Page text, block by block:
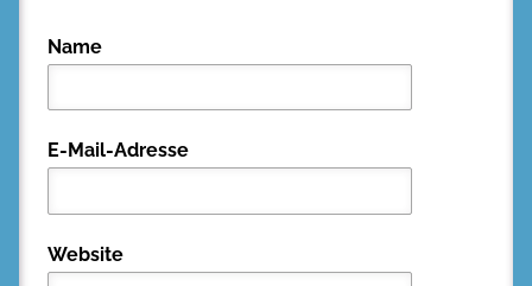
Name
E-Mail-Adresse
Website